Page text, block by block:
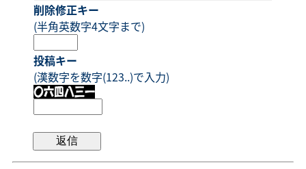
削除修正キー
(半角英数字4文字まで)
投稿キー
(漢数字を数字(123..)で入力)